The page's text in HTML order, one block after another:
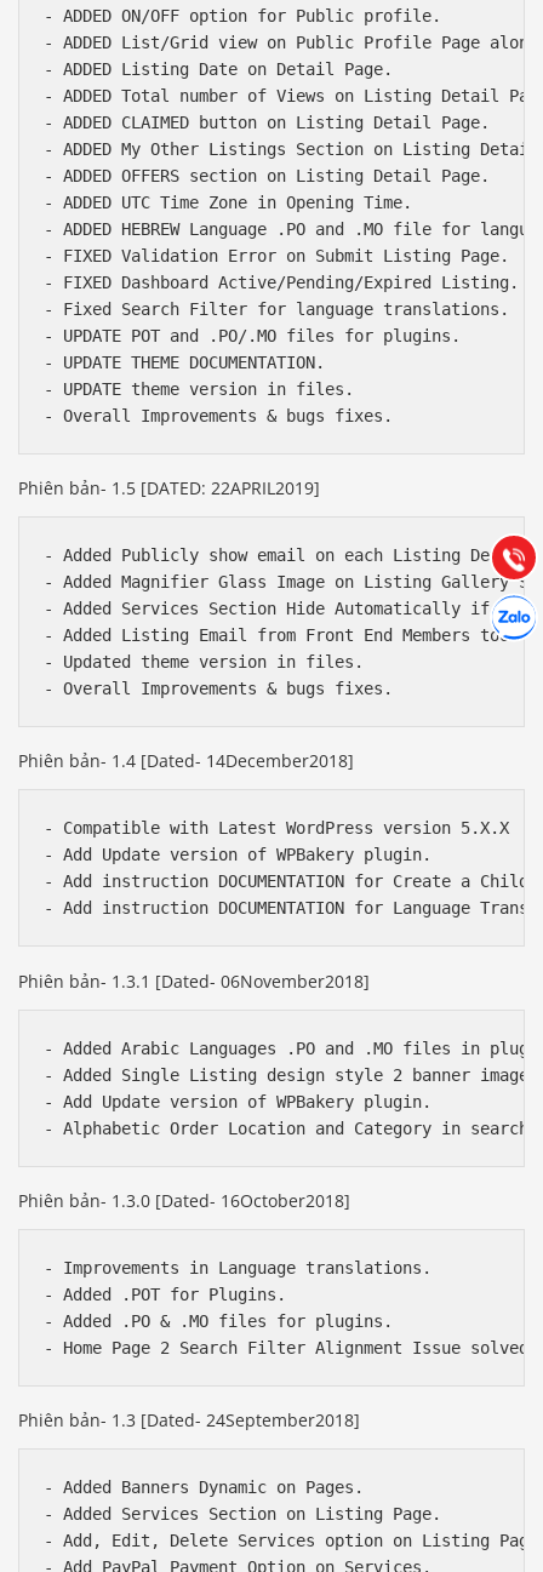
- ADDED ON/OFF option for Public profile.
- ADDED List/Grid view on Public Profile Page
- ADDED Listing Date on Detail Page.
- ADDED Total number of Views on Listing Detail
- ADDED CLAIMED button on Listing Detail Page.
- ADDED My Other Listings Section on Listing Detail
- ADDED OFFERS section on Listing Detail Page.
- ADDED UTC Time Zone in Opening Time.
- ADDED HEBREW Language .PO and .MO file for
- FIXED Validation Error on Submit Listing Page.
- FIXED Dashboard Active/Pending/Expired Listing.
- Fixed Search Filter for language translations.
- UPDATE POT and .PO/.MO files for plugins.
- UPDATE THEME DOCUMENTATION.
- UPDATE theme version in files.
Phiên bản- 1.5 [DATED: 22APRIL2019]
- Added Publicly show email on each Listing Detail
- Added Magnifier Glass Image on Listing Gallery
- Added Services Section Hide Automatically if no
- Added Listing Email from Front End Members too.
- Updated theme version in files.
Phiên bản- 1.4 [Dated- 14December2018]
- Compatible with Latest WordPress version 5.X.X
- Add Update version of WPBakery plugin.
- Add instruction DOCUMENTATION for Create a Child
Phiên bản- 1.3.1 [Dated- 06November2018]
- Added Arabic Languages .PO and .MO files in
- Added Single Listing design style 2 banner image.
- Add Update version of WPBakery plugin.
Phiên bản- 1.3.0 [Dated- 16October2018]
- Improvements in Language translations.
- Added .POT for Plugins.
- Added .PO & .MO files for plugins.
Phiên bản- 1.3 [Dated- 24September2018]
- Added Banners Dynamic on Pages.
- Added Services Section on Listing Page.
- Add, Edit, Delete Services option on Listing
- Add PayPal Payment Option on Services.
Gọi
Báo giá & Đặt hàng:
(028) 22.166.144
Chát
Tư vấn
Hợp tác